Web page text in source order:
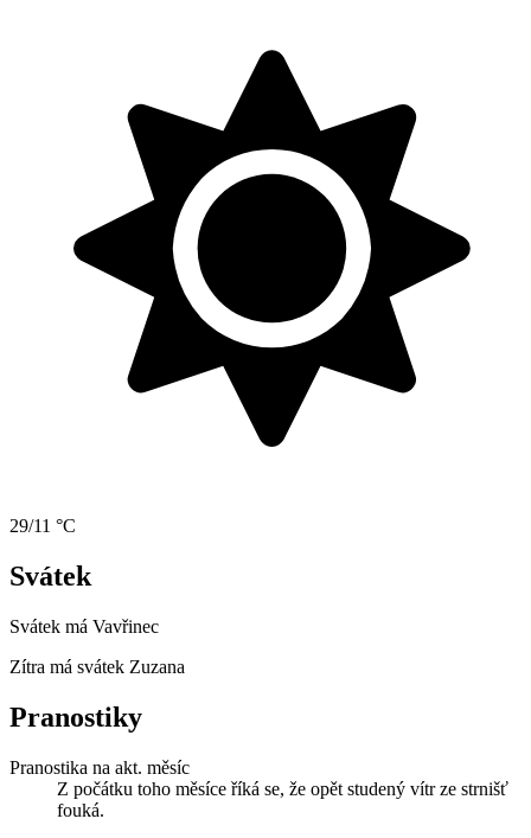
29/11 °C
Svátek
Svátek má Vavřinec
Zítra má svátek Zuzana
Pranostiky
Pranostika na akt. měsíc
Z počátku toho měsíce říká se, že opět studený vítr ze strnišť
fouká.